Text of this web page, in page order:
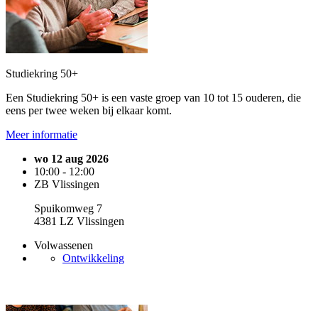
Studiekring 50+
Een Studiekring 50+ is een vaste groep van 10 tot 15 ouderen, die
eens per twee weken bij elkaar komt.
Meer informatie
wo 12 aug 2026
10:00 - 12:00
ZB Vlissingen
Spuikomweg 7
4381 LZ Vlissingen
Volwassenen
Ontwikkeling